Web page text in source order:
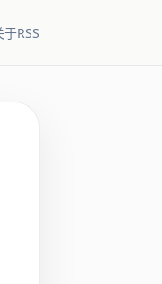
于RSS